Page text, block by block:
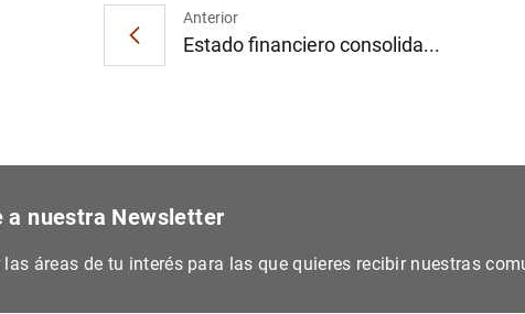
Anterior
Estado financiero consolida...
a nuestra Newsletter
las áreas de tu interés para las que quieres recibir nuestras